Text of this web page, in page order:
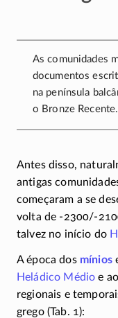
As comunidades
documentos
na península
o Bronze Recente.
Antes disso,
antigas
começaram a se
volta de -2300/-
talvez no início do
A época dos mínios
Heládico Médio e ao
regionais e
grego (Tab. 1):